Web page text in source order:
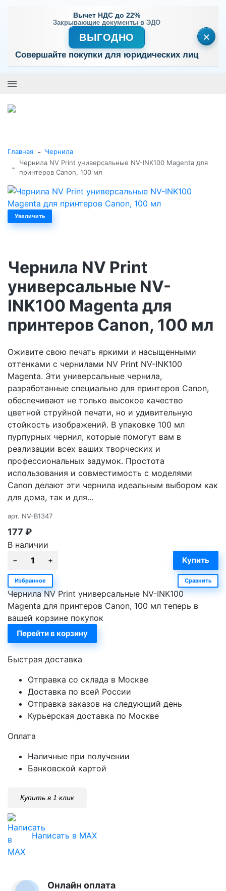
Вычет НДС до 22%
Закрывающие документы в ЭДО
ВЫГОДНО
Совершайте покупки для юридических лиц
×
Главная - Чернила
-
Чернила NV Print универсальные NV-INK100 Magenta для
принтеров Canon, 100 мл
Увеличить
Чернила NV Print
универсальные NV-
INK100 Magenta для
принтеров Canon, 100 мл
Оживите свою печать яркими и насыщенными
оттенками с чернилами NV Print NV-INK100
Magenta. Эти универсальные чернила,
разработанные специально для принтеров Canon,
обеспечивают не только высокое качество
цветной струйной печати, но и удивительную
стойкость изображений. В упаковке 100 мл
пурпурных чернил, которые помогут вам в
реализации всех ваших творческих и
профессиональных задумок. Простота
использования и совместимость с моделями
Canon делают эти чернила идеальным выбором как
для дома, так и для...
арт. NV-B1347
177 ₽
В наличии
Избранное Сравнить
Чернила NV Print универсальные NV-INK100
Magenta для принтеров Canon, 100 мл теперь в
вашей корзине покупок
Перейти в корзину
Быстрая доставка
Отправка со склада в Москве
Доставка по всей России
Отправка заказов на следующий день
Курьерская доставка по Москве
Оплата
Наличные при получении
Банковской картой
Купить в 1 клик
Написать в MAX
Онлайн оплата